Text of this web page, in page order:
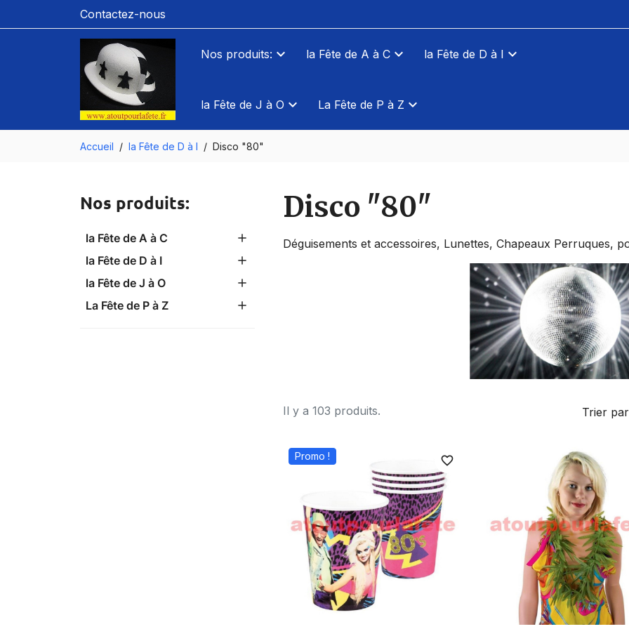
Contactez-nous
Nos produits: la Fête de A à C la Fête de D à I
la Fête de J à O La Fête de P à Z
Accueil la Fête de D à I Disco "80"
Nos produits:
la Fête de A à C
la Fête de D à I
la Fête de J à O
La Fête de P à Z
Disco "80"
Déguisements et accessoires, Lunettes, Chapeaux Perruques,
Il y a 103 produits. Trier
Promo ! favorite_border